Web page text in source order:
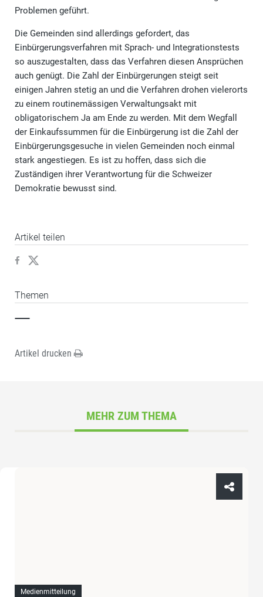
Problemen geführt.
Die Gemeinden sind allerdings gefordert, das
Einbürgerungsverfahren mit Sprach- und Integrationstests
so auszugestalten, dass das Verfahren diesen Ansprüchen
auch genügt. Die Zahl der Einbürgerungen steigt seit
einigen Jahren stetig an und die Verfahren drohen vielerorts
zu einem routinemässigen Verwaltungsakt mit
obligatorischem Ja am Ende zu werden. Mit dem Wegfall
der Einkaufssummen für die Einbürgerung ist die Zahl der
Einbürgerungsgesuche in vielen Gemeinden noch einmal
stark angestiegen. Es ist zu hoffen, dass sich die
Zuständigen ihrer Verantwortung für die Schweizer
Demokratie bewusst sind.
Artikel teilen
Themen
Artikel drucken
MEHR ZUM THEMA
Medienmitteilung